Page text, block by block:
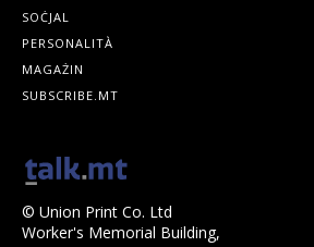
SOĊJAL
PERSONALITÀ
MAGAŻIN
SUBSCRIBE.MT
© Union Print Co. Ltd
Worker's Memorial Building,